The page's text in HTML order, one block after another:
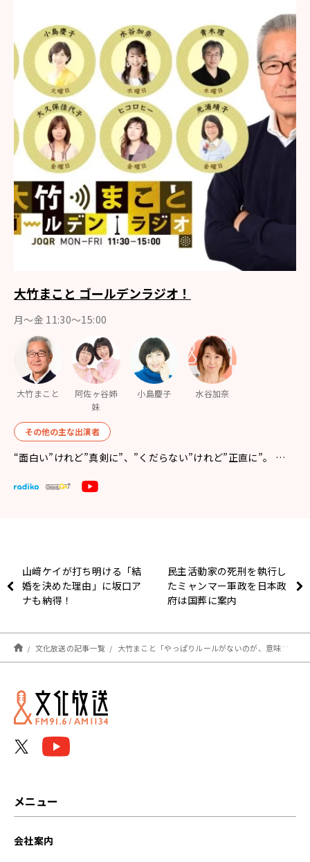
大竹まこと ゴールデンラジオ！
月〜金 11:30～15:00
大竹まこと
阿佐ヶ谷姉
妹
小島慶子 水谷加奈
その他の主な出演者
“面白い”けれど”真剣に”、”くだらない”けれど”正直に”。 …
山﨑ケイが打ち明ける「結
婚を決めた理由」に坂口ア
ナも納得！
民主活動家の死刑を執行し
たミャンマー軍政を日本政
府は国葬に案内
文化放送の記事一覧 大竹まこと「やっぱりルールがないのが、意味がわからない」民主主義を守り抜く決意を示す場にミャンマー国軍を呼ぶ違和感
メニュー
会社案内